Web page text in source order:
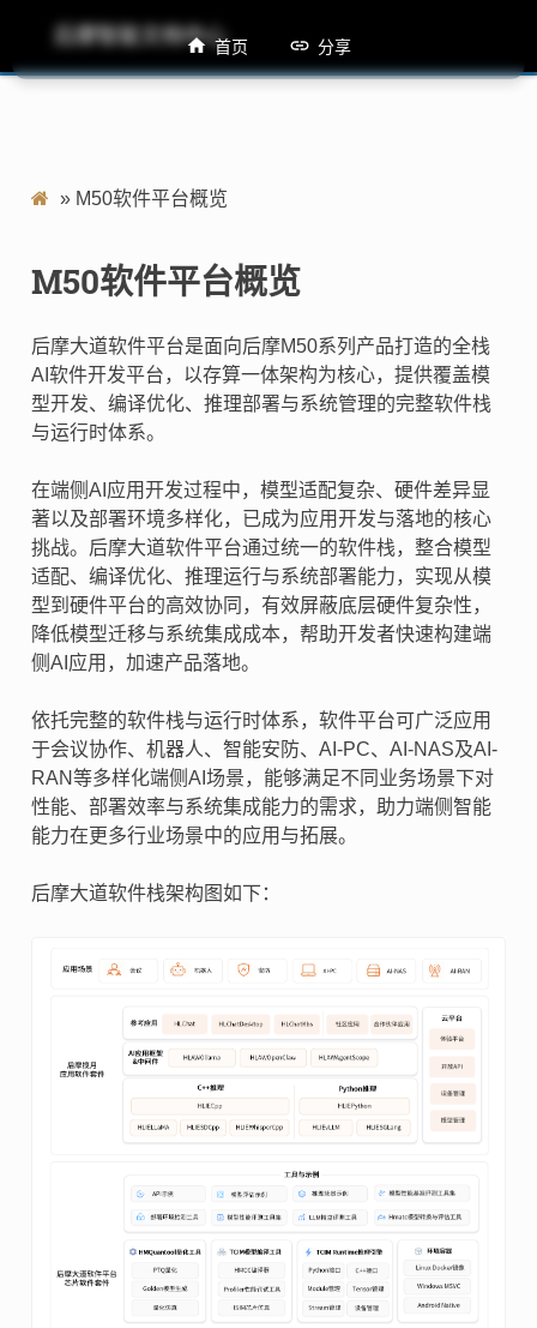
后摩智能文档中心M50软件平台概览
» M50软件平台概览
M50软件平台概览
后摩大道软件平台是面向后摩M50系列产品打造的全栈
AI软件开发平台，以存算一体架构为核心，提供覆盖模
型开发、编译优化、推理部署与系统管理的完整软件栈
与运行时体系。
在端侧AI应用开发过程中，模型适配复杂、硬件差异显
著以及部署环境多样化，已成为应用开发与落地的核心
挑战。后摩大道软件平台通过统一的软件栈，整合模型
适配、编译优化、推理运行与系统部署能力，实现从模
型到硬件平台的高效协同，有效屏蔽底层硬件复杂性，
降低模型迁移与系统集成成本，帮助开发者快速构建端
侧AI应用，加速产品落地。
依托完整的软件栈与运行时体系，软件平台可广泛应用
于会议协作、机器人、智能安防、AI-PC、AI-NAS及AI-
RAN等多样化端侧AI场景，能够满足不同业务场景下对
性能、部署效率与系统集成能力的需求，助力端侧智能
能力在更多行业场景中的应用与拓展。
后摩大道软件栈架构图如下：
首页 分享